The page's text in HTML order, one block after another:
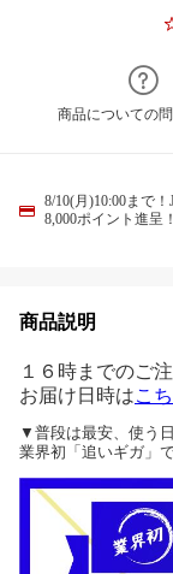
商品についての
8/10(月)10:00まで
8,000ポイント進呈！
商品説明
１６時までのご
お届け日時はこ
▼普段は最安、使う日
業界初「追いギガ」